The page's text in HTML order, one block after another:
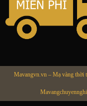
Mavangvn.vn – Mạ vàng thời